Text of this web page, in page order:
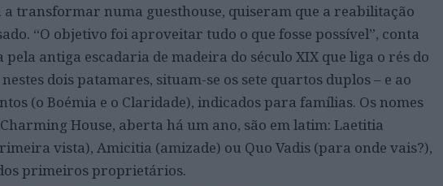
transformar numa guesthouse, quiseram que a reabilitação
“O objetivo foi aproveitar tudo o que fosse possível”, conta
antiga escadaria de madeira do século XIX que liga o rés do
dois patamares, situam-se os sete quartos duplos – e ao
(o Boémia e o Claridade), indicados para famílias. Os nomes
House, aberta há um ano, são em latim: Laetitia
vista), Amicitia (amizade) ou Quo Vadis (para onde vais?),
primeiros proprietários.